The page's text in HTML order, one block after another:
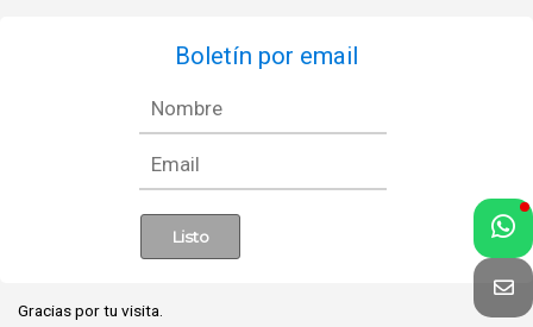
Boletín por email
Gracias por tu visita.